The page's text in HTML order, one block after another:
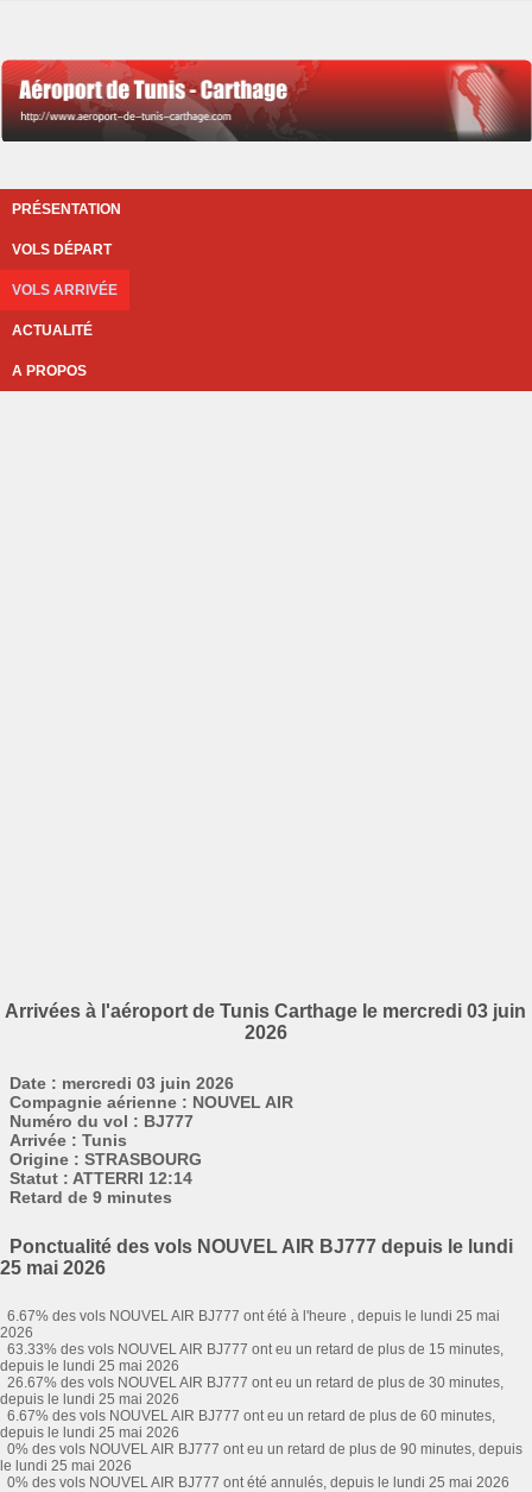
PRÉSENTATION
VOLS DÉPART
VOLS ARRIVÉE
ACTUALITÉ
A PROPOS
Arrivées à l'aéroport de Tunis Carthage le mercredi 03 juin
2026
Date : mercredi 03 juin 2026
Compagnie aérienne : NOUVEL AIR
Numéro du vol : BJ777
Arrivée : Tunis
Origine : STRASBOURG
Statut : ATTERRI 12:14
Retard de 9 minutes
Ponctualité des vols NOUVEL AIR BJ777 depuis le lundi
25 mai 2026
6.67% des vols NOUVEL AIR BJ777 ont été à l'heure , depuis le lundi 25 mai
2026
63.33% des vols NOUVEL AIR BJ777 ont eu un retard de plus de 15 minutes,
depuis le lundi 25 mai 2026
26.67% des vols NOUVEL AIR BJ777 ont eu un retard de plus de 30 minutes,
depuis le lundi 25 mai 2026
6.67% des vols NOUVEL AIR BJ777 ont eu un retard de plus de 60 minutes,
depuis le lundi 25 mai 2026
0% des vols NOUVEL AIR BJ777 ont eu un retard de plus de 90 minutes, depuis
le lundi 25 mai 2026
0% des vols NOUVEL AIR BJ777 ont été annulés, depuis le lundi 25 mai 2026